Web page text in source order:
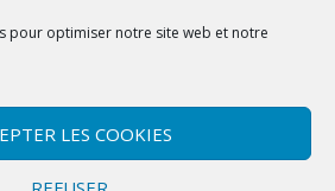
pour optimiser notre site web et notre
LES COOKIES